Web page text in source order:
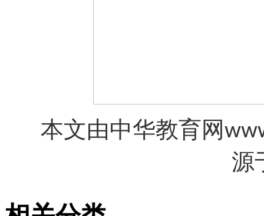
本文由中华教育网
源